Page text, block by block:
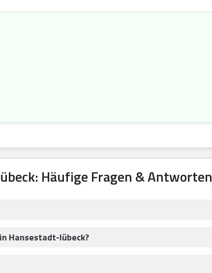
Häufige Fragen & Antworten
Hansestadt-lübeck?